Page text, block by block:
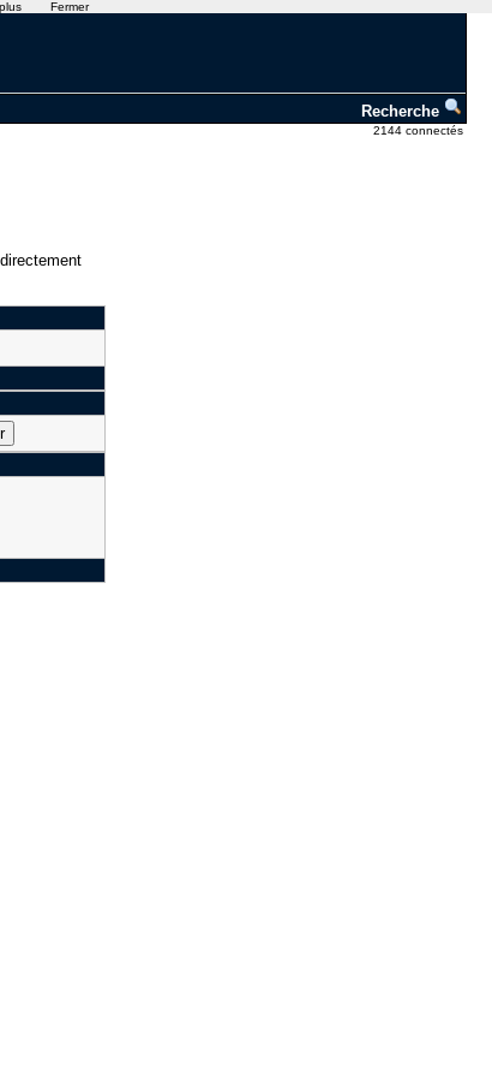
Recherche
2144 connectés
Fermer